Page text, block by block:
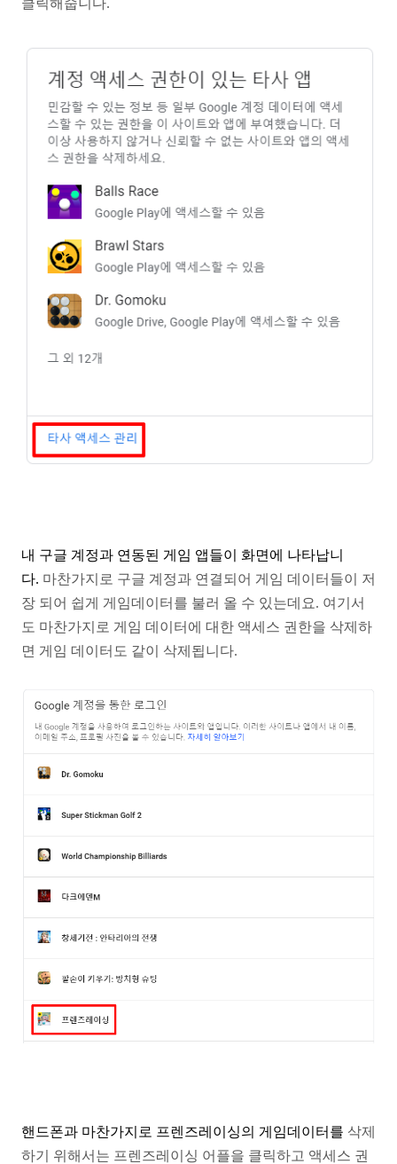
클릭해줍니다.
내 구글 계정과 연동된 게임 앱들이 화면에 나타납니
다. 마찬가지로 구글 계정과 연결되어 게임 데이터들이 저
장 되어 쉽게 게임데이터를 불러 올 수 있는데요. 여기서
도 마찬가지로 게임 데이터에 대한 액세스 권한을 삭제하
면 게임 데이터도 같이 삭제됩니다.
핸드폰과 마찬가지로 프렌즈레이싱의 게임데이터를 삭제
하기 위해서는 프렌즈레이싱 어플을 클릭하고 액세스 권